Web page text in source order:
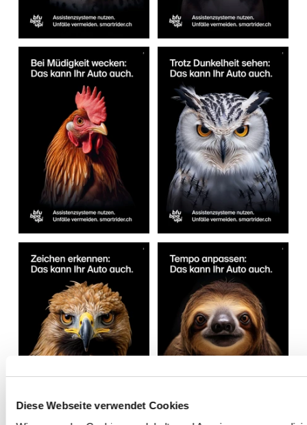
Diese Webseite verwendet Cookies